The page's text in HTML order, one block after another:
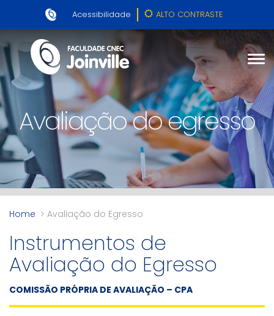
Acessibilidade ALTO CONTRASTE
Avaliação do egresso
Home Avaliação do Egresso
Instrumentos de
Avaliação do Egresso
COMISSÃO PRÓPRIA DE AVALIAÇÃO – CPA